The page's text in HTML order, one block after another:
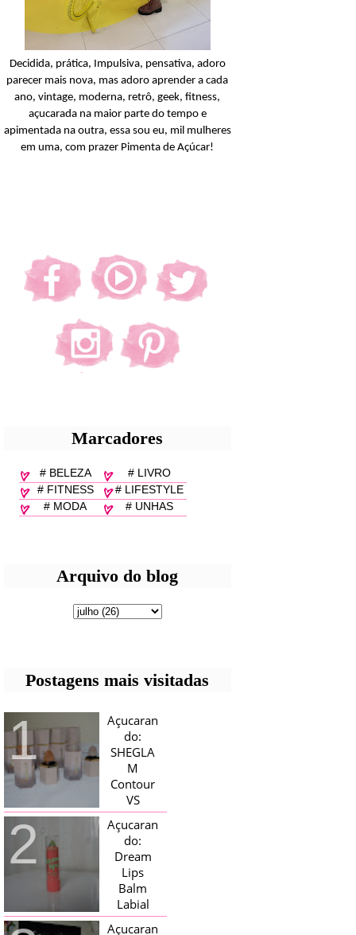
Decidida, prática, Impulsiva, pensativa, adoro
parecer mais nova, mas adoro aprender a cada
ano, vintage, moderna, retrô, geek, fitness,
açucarada na maior parte do tempo e
apimentada na outra, essa sou eu, mil mulheres
em uma, com prazer Pimenta de Açúcar!
Marcadores
# BELEZA
# LIVRO
# FITNESS
# LIFESTYLE
# MODA
# UNHAS
Arquivo do blog
Postagens mais visitadas
Açucaran
do:
SHEGLA
M
Contour
VS
Bronzer!
HELLO AÇUCARADAS, E NESTE
MÊS CHEGOU AQUI EM CASA UMA
CAIXA RECHEADA DE SHEGLAM,
TINHA BLUSH, ILUMINADORES E
TODOS OS BRONZER E
CONTORNOS ...
Açucaran
do:
Dream
Lips
Balm
Labial
Magico
Açucaran